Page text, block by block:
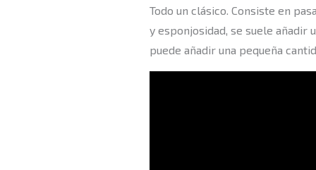
Todo un clásico. Consiste en
y esponjosidad, se suele añadir
puede añadir una pequeña